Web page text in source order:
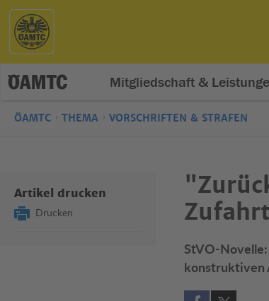
Mitgliedschaft &
ÖAMTC THEMA VORSCHRIFTEN & STRAFEN
Artikel drucken
Drucken
StVO-
konstruktiven